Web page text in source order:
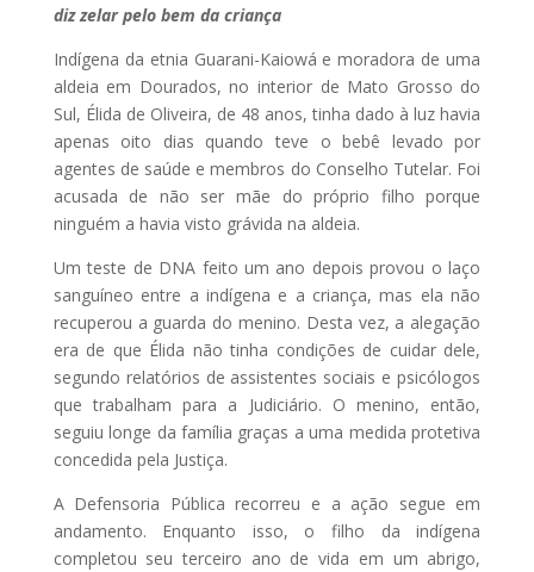
diz zelar pelo bem da criança
Indígena da etnia Guarani-Kaiowá e moradora de uma
aldeia em Dourados, no interior de Mato Grosso do
Sul, Élida de Oliveira, de 48 anos, tinha dado à luz havia
apenas oito dias quando teve o bebê levado por
agentes de saúde e membros do Conselho Tutelar. Foi
acusada de não ser mãe do próprio filho porque
ninguém a havia visto grávida na aldeia.
Um teste de DNA feito um ano depois provou o laço
sanguíneo entre a indígena e a criança, mas ela não
recuperou a guarda do menino. Desta vez, a alegação
era de que Élida não tinha condições de cuidar dele,
segundo relatórios de assistentes sociais e psicólogos
que trabalham para a Judiciário. O menino, então,
seguiu longe da família graças a uma medida protetiva
concedida pela Justiça.
A Defensoria Pública recorreu e a ação segue em
andamento. Enquanto isso, o filho da indígena
completou seu terceiro ano de vida em um abrigo,